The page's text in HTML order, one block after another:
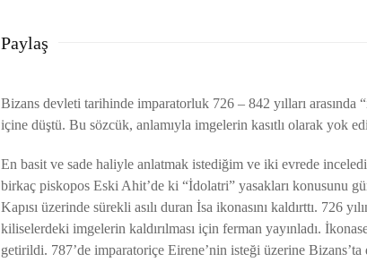
Paylaş
Bizans devleti tarihinde imparatorluk 726 – 842 yılları arasında
içine düştü. Bu sözcük, anlamıyla imgelerin kasıtlı olarak yok
En basit ve sade haliyle anlatmak istediğim ve iki evrede
birkaç piskopos Eski Ahit’de ki “İdolatri” yasakları konusunu
Kapısı üzerinde sürekli asılı duran İsa ikonasını kaldırttı. 726
kiliselerdeki imgelerin kaldırılması için ferman yayınladı.
getirildi. 787’de imparatoriçe Eirene’nin isteği üzerine